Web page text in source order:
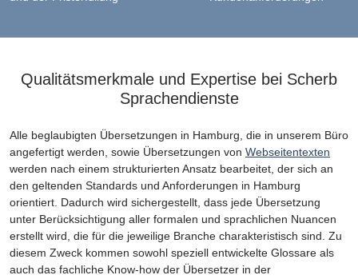
Qualitätsmerkmale und Expertise bei Scherb
Sprachendienste
Alle beglaubigten Übersetzungen in Hamburg, die in unserem Büro
angefertigt werden, sowie Übersetzungen von Webseitentexten
werden nach einem strukturierten Ansatz bearbeitet, der sich an
den geltenden Standards und Anforderungen in Hamburg
orientiert. Dadurch wird sichergestellt, dass jede Übersetzung
unter Berücksichtigung aller formalen und sprachlichen Nuancen
erstellt wird, die für die jeweilige Branche charakteristisch sind. Zu
diesem Zweck kommen sowohl speziell entwickelte Glossare als
auch das fachliche Know-how der Übersetzer in der